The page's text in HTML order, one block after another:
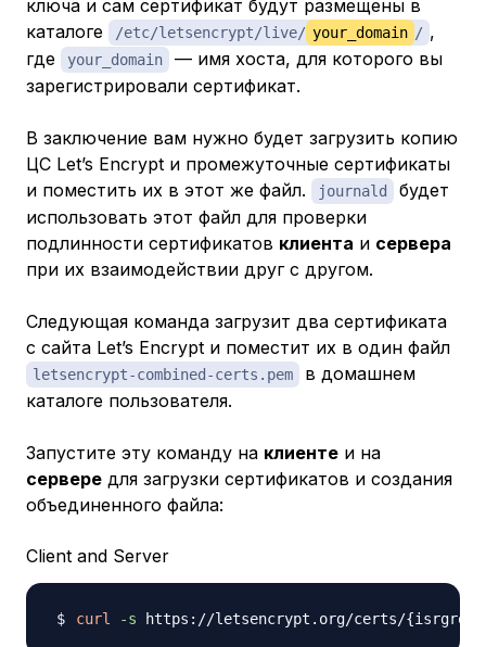
ключа и сам сертификат будут размещены в
каталоге
/etc/letsencrypt/live/ your_domain / ,
где
your_domain
— имя хоста, для которого вы
зарегистрировали сертификат.
В заключение вам нужно будет загрузить копию
ЦС Let’s Encrypt и промежуточные сертификаты
и поместить их в этот же файл.
journald
будет
использовать этот файл для проверки
подлинности сертификатов клиента и сервера
при их взаимодействии друг с другом.
Следующая команда загрузит два сертификата
с сайта Let’s Encrypt и поместит их в один файл
letsencrypt-combined-certs.pem
в домашнем
каталоге пользователя.
Запустите эту команду на клиенте и на
сервере для загрузки сертификатов и создания
объединенного файла:
Client and Server
curl -s https://letsencrypt.org/certs/{